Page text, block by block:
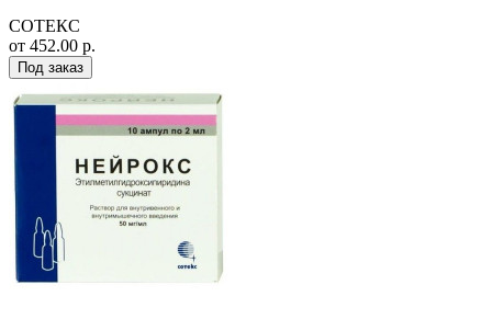
СОТЕКС
от 452.00 р.
Под заказ